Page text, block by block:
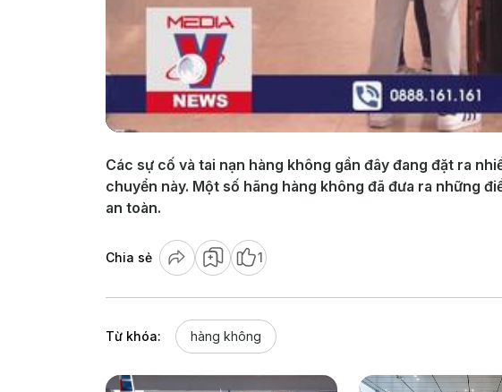
Các sự cố và tai nạn hàng không gần đây đang đặt ra
chuyển này. Một số hãng hàng không đã đưa ra những
an toàn.
Chia sẻ 1
Từ khóa: hàng không